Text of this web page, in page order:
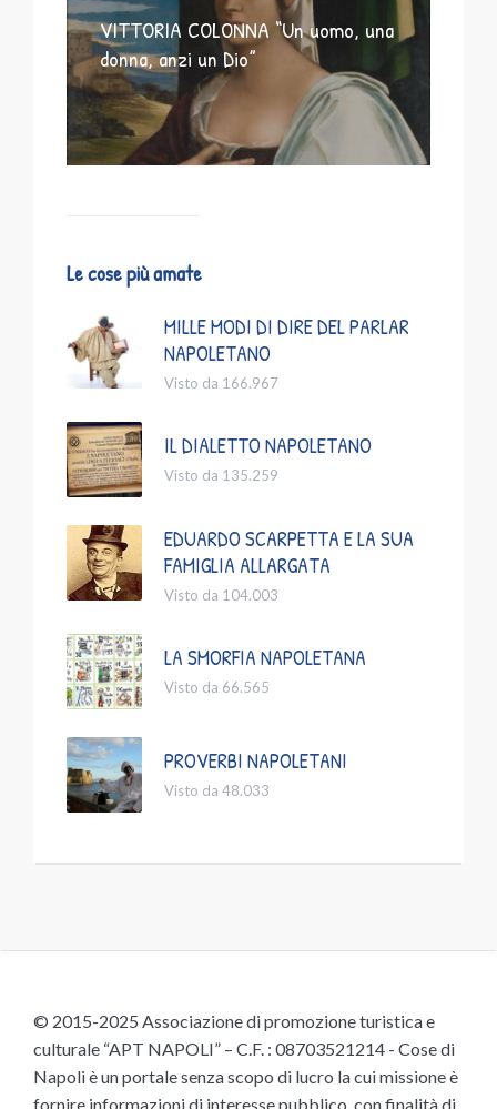
VITTORIA COLONNA “Un uomo, una
donna, anzi un Dio”
Le cose più amate
MILLE MODI DI DIRE DEL PARLAR
NAPOLETANO
Visto da 166.967
IL DIALETTO NAPOLETANO
Visto da 135.259
EDUARDO SCARPETTA E LA SUA
FAMIGLIA ALLARGATA
Visto da 104.003
LA SMORFIA NAPOLETANA
Visto da 66.565
PROVERBI NAPOLETANI
Visto da 48.033
© 2015-2025 Associazione di promozione turistica e
culturale “APT NAPOLI” – C.F. : 08703521214 - Cose di
Napoli è un portale senza scopo di lucro la cui missione è
fornire informazioni di interesse pubblico, con finalità di